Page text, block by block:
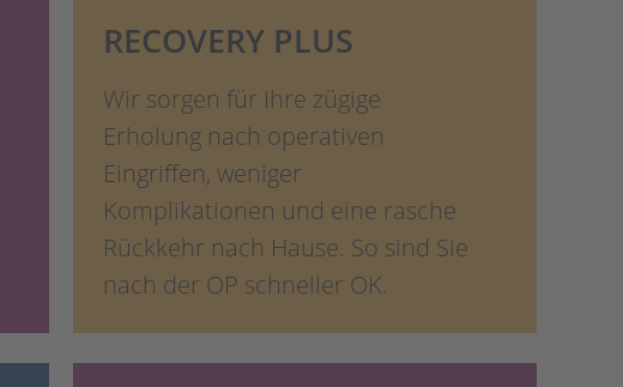
RECOVERY PLUS
Wir sorgen für Ihre zügige
Erholung nach operativen
Eingriffen, weniger
Komplikationen und eine rasche
Rückkehr nach Hause. So sind Sie
nach der OP schneller OK.